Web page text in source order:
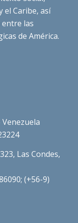
el Caribe, así
las
de América.
Venezuela
Las Condes,
(+56-9)